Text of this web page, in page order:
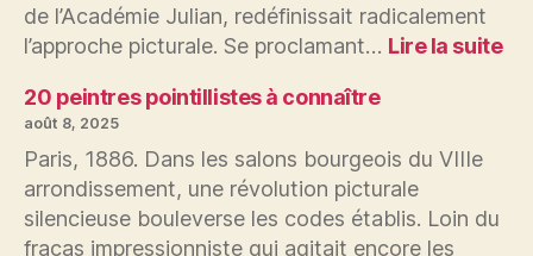
de l’Académie Julian, redéfinissait radicalement
l’approche picturale. Se proclamant… Lire la suite:
20 peintres pointillistes à connaître
août 8, 2025
Paris, 1886. Dans les salons bourgeois du VIIIe
arrondissement, une révolution picturale
silencieuse bouleverse les codes établis. Loin du
fracas impressionniste qui agitait encore les